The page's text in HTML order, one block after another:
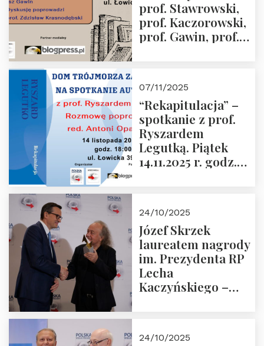
godz. 18:00.
prof. Stawrowski,
prof. Kaczorowski,
prof. Gawin, prof.
07/11/2025
“Rekapitulacja” –
spotkanie z prof.
Ryszardem
Legutką. Piątek
14.11.2025 r. godz.
24/10/2025
Józef Skrzek
laureatem nagrody
im. Prezydenta RP
Lecha
Kaczyńskiego –
24/10/2025